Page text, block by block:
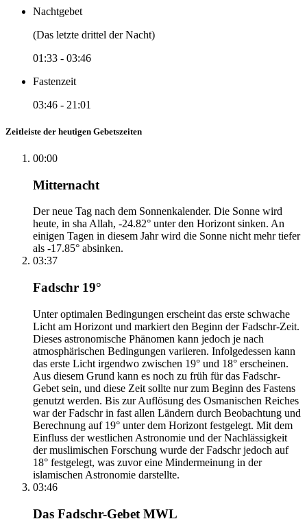
Nachtgebet
(Das letzte drittel der Nacht)
01:33 - 03:46
Fastenzeit
03:46 - 21:01
Zeitleiste der heutigen Gebetszeiten
00:00
Mitternacht
Der neue Tag nach dem Sonnenkalender. Die Sonne wird
heute, in sha Allah, -24.82° unter den Horizont sinken. An
einigen Tagen in diesem Jahr wird die Sonne nicht mehr tiefer
als -17.85° absinken.
03:37
Fadschr 19°
Unter optimalen Bedingungen erscheint das erste schwache
Licht am Horizont und markiert den Beginn der Fadschr-Zeit.
Dieses astronomische Phänomen kann jedoch je nach
atmosphärischen Bedingungen variieren. Infolgedessen kann
das erste Licht irgendwo zwischen 19° und 18° erscheinen.
Aus diesem Grund kann es noch zu früh für das Fadschr-
Gebet sein, und diese Zeit sollte nur zum Beginn des Fastens
genutzt werden. Bis zur Auflösung des Osmanischen Reiches
war der Fadschr in fast allen Ländern durch Beobachtung und
Berechnung auf 19° unter dem Horizont festgelegt. Mit dem
Einfluss der westlichen Astronomie und der Nachlässigkeit
der muslimischen Forschung wurde der Fadschr jedoch auf
18° festgelegt, was zuvor eine Mindermeinung in der
islamischen Astronomie darstellte.
03:46
Das Fadschr-Gebet MWL